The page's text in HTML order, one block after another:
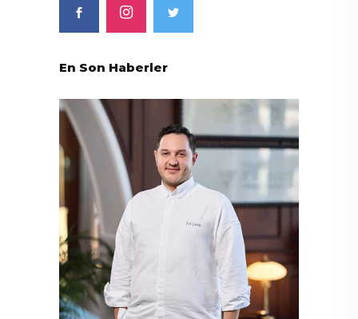
En Son Haberler